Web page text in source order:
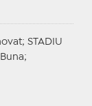
STADIU